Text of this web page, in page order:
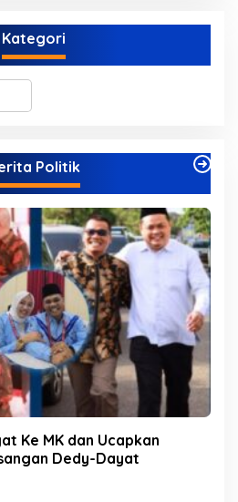
Kategori
Politik
Ke MK dan Ucapkan
Dedy-Dayat